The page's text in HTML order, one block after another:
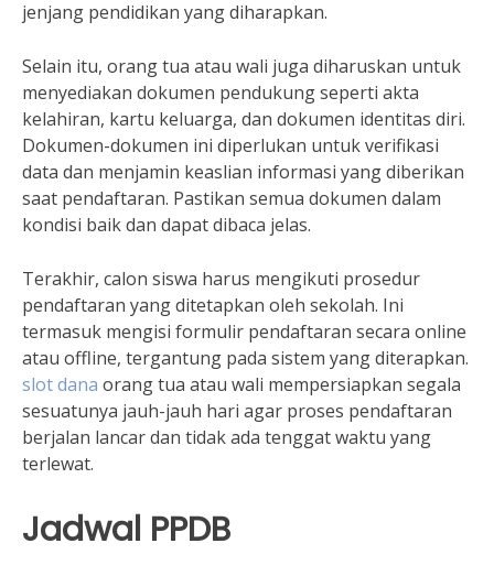
jenjang pendidikan yang diharapkan.
Selain itu, orang tua atau wali juga diharuskan untuk
menyediakan dokumen pendukung seperti akta
kelahiran, kartu keluarga, dan dokumen identitas diri.
Dokumen-dokumen ini diperlukan untuk verifikasi
data dan menjamin keaslian informasi yang diberikan
saat pendaftaran. Pastikan semua dokumen dalam
kondisi baik dan dapat dibaca jelas.
Terakhir, calon siswa harus mengikuti prosedur
pendaftaran yang ditetapkan oleh sekolah. Ini
termasuk mengisi formulir pendaftaran secara online
atau offline, tergantung pada sistem yang diterapkan.
slot dana orang tua atau wali mempersiapkan segala
sesuatunya jauh-jauh hari agar proses pendaftaran
berjalan lancar dan tidak ada tenggat waktu yang
terlewat.
Jadwal PPDB